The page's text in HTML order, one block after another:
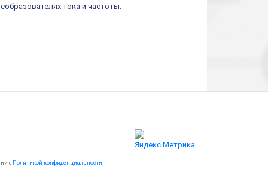
тока и частоты.
с Политикой конфиденциальности.